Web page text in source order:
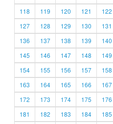
118
119 120 121 122
127
128 129 130 131
136
137 138 139 140
145
146 147 148 149
154
155 156 157 158
163
164 165 166 167
172
173 174 175 176
181
182 183 184 185